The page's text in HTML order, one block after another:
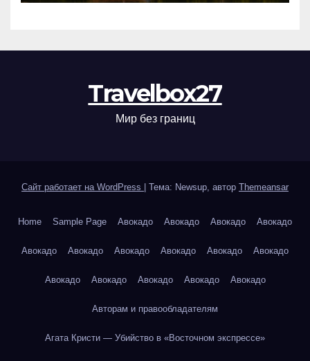
Travelbox27
Мир без границ
Сайт работает на WordPress Тема: Newsup, автор Themeansar
Home Sample Page Авокадо Авокадо Авокадо Авокадо
Авокадо Авокадо Авокадо Авокадо Авокадо Авокадо
Авокадо Авокадо Авокадо Авокадо Авокадо
Авторам и правообладателям
Агата Кристи — Убийство в «Восточном экспрессе»